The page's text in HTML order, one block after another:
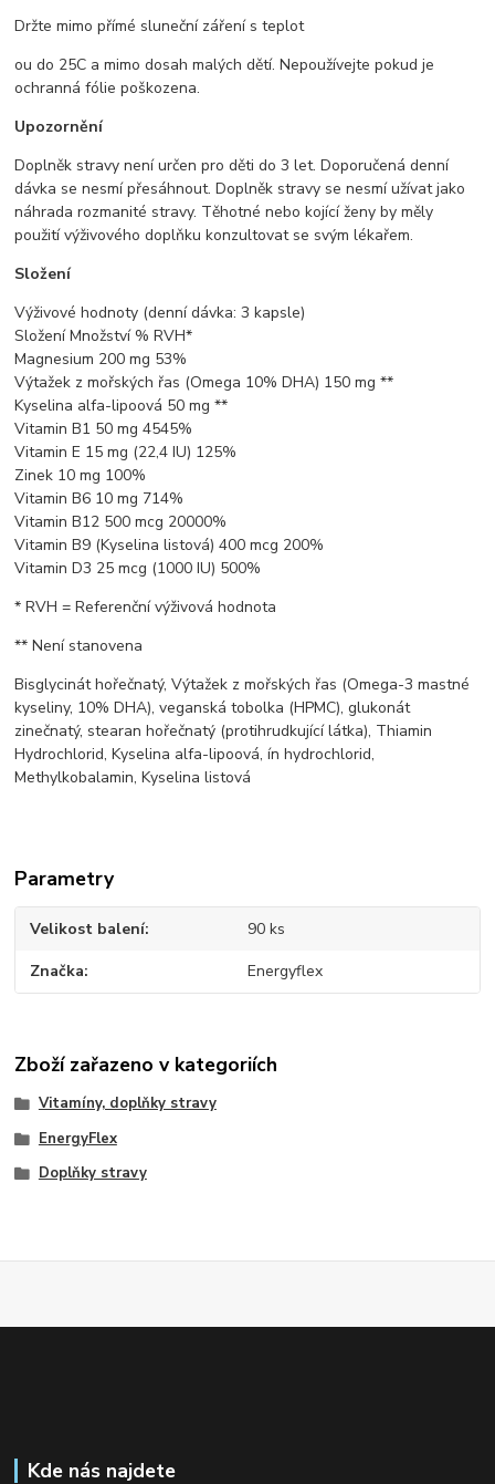
Držte mimo přímé sluneční záření s teplot
ou do 25C a mimo dosah malých dětí. Nepoužívejte pokud je
ochranná fólie poškozena.
Upozornění
Doplněk stravy není určen pro děti do 3 let. Doporučená denní
dávka se nesmí přesáhnout. Doplněk stravy se nesmí užívat jako
náhrada rozmanité stravy. Těhotné nebo kojící ženy by měly
použití výživového doplňku konzultovat se svým lékařem.
Složení
Výživové hodnoty (denní dávka: 3 kapsle)
Složení Množství % RVH*
Magnesium 200 mg 53%
Výtažek z mořských řas (Omega 10% DHA) 150 mg **
Kyselina alfa-lipoová 50 mg **
Vitamin B1 50 mg 4545%
Vitamin E 15 mg (22,4 IU) 125%
Zinek 10 mg 100%
Vitamin B6 10 mg 714%
Vitamin B12 500 mcg 20000%
Vitamin B9 (Kyselina listová) 400 mcg 200%
Vitamin D3 25 mcg (1000 IU) 500%
* RVH = Referenční výživová hodnota
** Není stanovena
Bisglycinát hořečnatý, Výtažek z mořských řas (Omega-3 mastné
kyseliny, 10% DHA), veganská tobolka (HPMC), glukonát
zinečnatý, stearan hořečnatý (protihrudkující látka), Thiamin
Hydrochlorid, Kyselina alfa-lipoová, ín hydrochlorid,
Methylkobalamin, Kyselina listová
Parametry
Velikost balení 90 ks
Značka Energyflex
Zboží zařazeno v kategoriích
Vitamíny, doplňky stravy
EnergyFlex
Doplňky stravy
Kde nás najdete